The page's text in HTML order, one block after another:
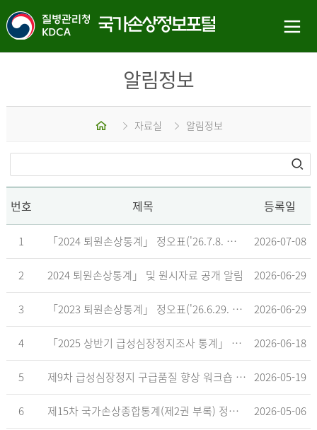
알림정보
홈 자료실 알림정보
번호 제목 등록일
1 「2024 퇴원손상통계」 정오표('26.7.8. 기준) 2026-07-08
2 2024 퇴원손상통계」 및 원시자료 공개 알림 2026-06-29
3 「2023 퇴원손상통계」 정오표('26.6.29. 기준) 2026-06-29
4 「2025 상반기 급성심장정지조사 통계」 공표 2026-06-18
5 제9차 급성심장정지 구급품질 향상 워크숍 개최 안내 2026-05-19
6 제15차 국가손상종합통계(제2권 부록) 정오표('26.5.18. 기준) 2026-05-06